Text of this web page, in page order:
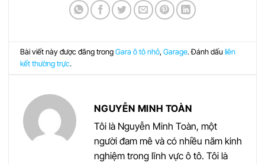
Bài viết này được đăng trongGara ô tô nhỏ,Garage. Đánh dấuliên
kết thường trực.
NGUYỄN MINH TOÀN
Tôi là Nguyễn Minh Toàn, một
người đam mê và có nhiều năm kinh
nghiệm trong lĩnh vực ô tô. Tôi là